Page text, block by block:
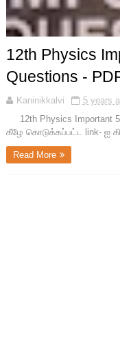
12th Physics
Questions -
Kaninikkalvi
5 years
12th Physics Important
கீழே கொடுக்கப்பட்ட link- ஐ
Read More